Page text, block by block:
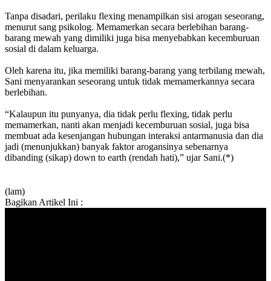
Tanpa disadari, perilaku flexing menampilkan sisi arogan seseorang,
menurut sang psikolog. Memamerkan secara berlebihan barang-
barang mewah yang dimiliki juga bisa menyebabkan kecemburuan
sosial di dalam keluarga.
Oleh karena itu, jika memiliki barang-barang yang terbilang mewah,
Sani menyarankan seseorang untuk tidak memamerkannya secara
berlebihan.
“Kalaupun itu punyanya, dia tidak perlu flexing, tidak perlu
memamerkan, nanti akan menjadi kecemburuan sosial, juga bisa
membuat ada kesenjangan hubungan interaksi antarmanusia dan dia
jadi (menunjukkan) banyak faktor arogansinya sebenarnya
dibanding (sikap) down to earth (rendah hati),” ujar Sani.(*)
(lam)
Bagikan Artikel Ini :